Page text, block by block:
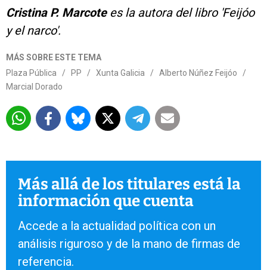
Cristina P. Marcotees la autora del libro 'Feijóo
y el narco'.
MÁS SOBRE ESTE TEMA
Plaza Pública
/ PP / Xunta Galicia / Alberto Núñez Feijóo
/
Marcial Dorado
Más allá de los titulares está la
información que cuenta
Accede a la actualidad política con un
análisis riguroso y de la mano de firmas de
referencia.